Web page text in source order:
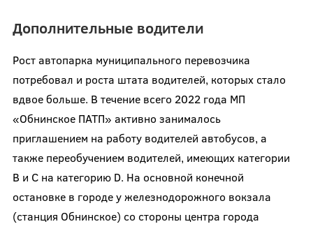
Дополнительные водители
Рост автопарка муниципального перевозчика
потребовал и роста штата водителей, которых стало
вдвое больше. В течение всего 2022 года МП
«Обнинское ПАТП» активно занималось
приглашением на работу водителей автобусов, а
также переобучением водителей, имеющих категории
B и C на категорию D. На основной конечной
остановке в городе у железнодорожного вокзала
(станция Обнинское) со стороны центра города